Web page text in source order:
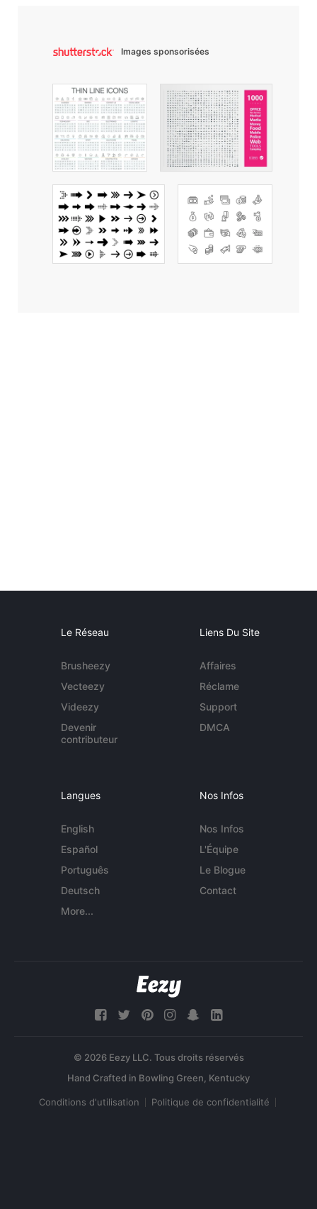
Images sponsorisées
Le Réseau
Brusheezy
Vecteezy
Videezy
Devenir
contributeur
Liens Du Site
Affaires
Réclame
Support
DMCA
Langues
English
Español
Português
Deutsch
More...
Nos Infos
Nos Infos
L'Équipe
Le Blogue
Contact
© 2026 Eezy LLC. Tous droits réservés
Conditions d'utilisation Politique de confidentialité